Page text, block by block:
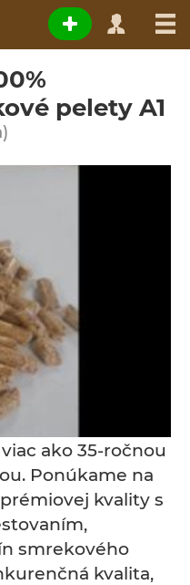
pelety A1
ako 35-ročnou
Ponúkame na
kvality s
smrekového
kvalita,